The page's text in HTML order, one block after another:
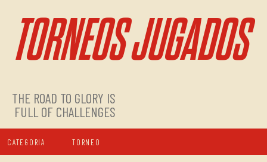
TORNEOS JUGADOS
THE ROAD TO GLORY IS
FULL OF CHALLENGES
CATEGORIA TORNEO